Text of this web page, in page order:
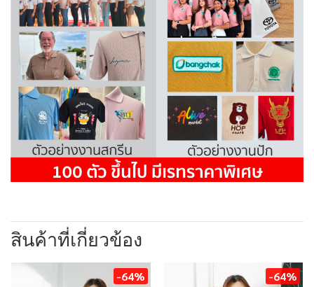
สินค้าที่เกี่ยวข้อง
-64% -64%